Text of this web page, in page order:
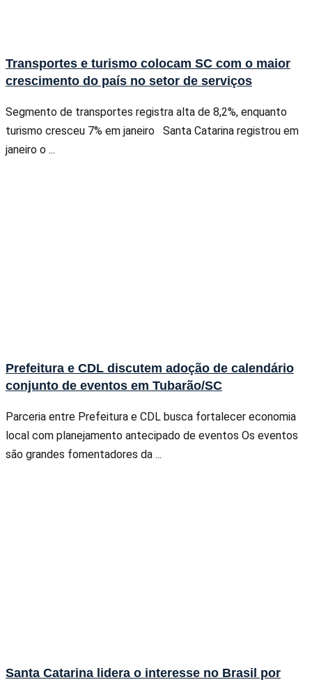
Transportes e turismo colocam SC com o maior
crescimento do país no setor de serviços
Segmento de transportes registra alta de 8,2%, enquanto
turismo cresceu 7% em janeiro Santa Catarina registrou em
janeiro o ...
Prefeitura e CDL discutem adoção de calendário
conjunto de eventos em Tubarão/SC
Parceria entre Prefeitura e CDL busca fortalecer economia
local com planejamento antecipado de eventos Os eventos
são grandes fomentadores da ...
Santa Catarina lidera o interesse no Brasil por